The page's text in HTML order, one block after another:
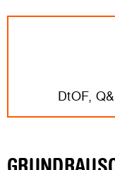
DtOF,